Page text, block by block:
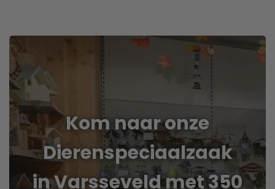
Kom naar onze
Dierenspeciaalzaak
in Varsseveld met 350